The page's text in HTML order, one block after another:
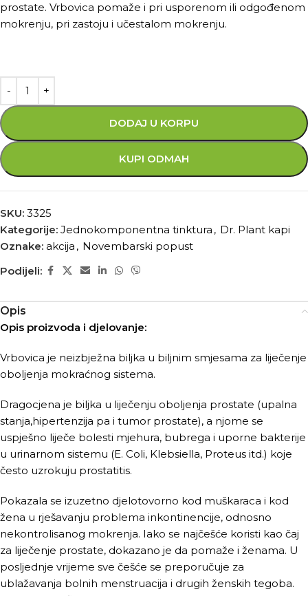
prostate. Vrbovica pomaže i pri usporenom ili odgođenom
mokrenju, pri zastoju i učestalom mokrenju.
DODAJ U KORPU
KUPI ODMAH
SKU: 3325
Kategorije: Jednokomponentna tinktura , Dr. Plant kapi
Oznake: akcija , Novembarski popust
Podijeli:
Opis
Opis proizvoda i djelovanje:
Vrbovica je neizbježna biljka u biljnim smjesama za liječenje
oboljenja mokraćnog sistema.
Dragocjena je biljka u liječenju oboljenja prostate (upalna
stanja,hipertenzija pa i tumor prostate), a njome se
uspješno liječe bolesti mjehura, bubrega i uporne bakterije
u urinarnom sistemu (E. Coli, Klebsiella, Proteus itd.) koje
često uzrokuju prostatitis.
Pokazala se izuzetno djelotovorno kod muškaraca i kod
žena u rješavanju problema inkontinencije, odnosno
nekontrolisanog mokrenja. Iako se najčešće koristi kao čaj
za liječenje prostate, dokazano je da pomaže i ženama. U
posljednje vrijeme sve češće se preporučuje za
ublažavanja bolnih menstruacija i drugih ženskih tegoba.